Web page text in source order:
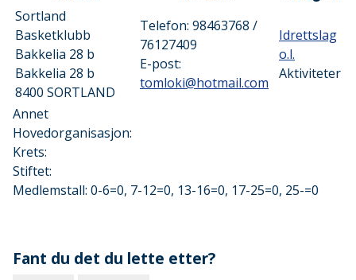
Sortland
Basketklubb
Bakkelia 28 b
Bakkelia 28 b
8400 SORTLAND
Telefon: 98463768 /
76127409
E-post:
tomloki@hotmail.com
Idrettslag
o.l.
Aktiviteter
Annet
Hovedorganisasjon:
Krets:
Stiftet:
Medlemstall: 0-6=0, 7-12=0, 13-16=0, 17-25=0, 25-=0
Fant du det du lette etter?